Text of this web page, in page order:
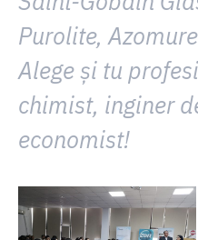
Purolite,
Alege și tu
chimist, inginer
economist!